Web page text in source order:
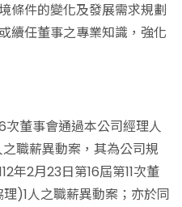
條件的變化及發展需求規劃
續任董事之專業知識，強化
次董事會通過本公司經理人
職薪異動案，其為公司規
年2月23日第16屆第11次董
)1人之職薪異動案；亦於同